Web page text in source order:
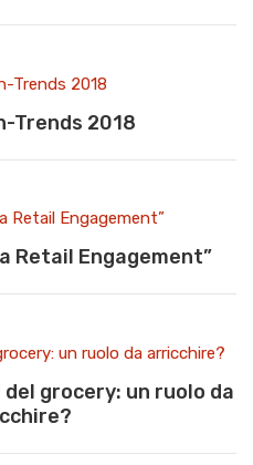
Trends 2018
Retail Engagement”
grocery: un ruolo da